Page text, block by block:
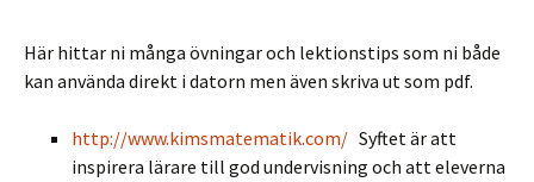
Här hittar ni många övningar och lektionstips som ni både
kan använda direkt i datorn men även skriva ut som pdf.
http://www.kimsmatematik.com/ Syftet är att
inspirera lärare till god undervisning och att eleverna